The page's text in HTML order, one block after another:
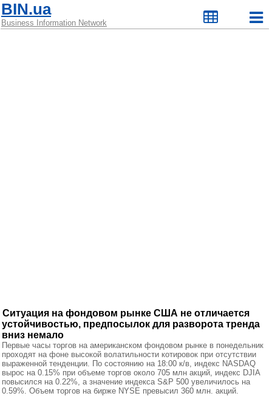
BIN.ua
Business Information Network
Ситуация на фондовом рынке США не отличается
устойчивостью, предпосылок для разворота тренда
вниз немало
Первые часы торгов на американском фондовом рынке в понедельник
проходят на фоне высокой волатильности котировок при отсутствии
выраженной тенденции. По состоянию на 18:00 к/в, индекс NASDAQ
вырос на 0.15% при объеме торгов около 705 млн акций, индекс DJIA
повысился на 0.22%, а значение индекса S&P 500 увеличилось на
0.59%. Объем торгов на бирже NYSE превысил 360 млн. акций.